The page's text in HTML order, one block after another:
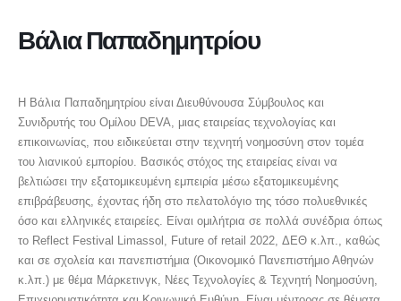
Βάλια Παπαδημητρίου
Η Βάλια Παπαδημητρίου είναι Διευθύνουσα Σύμβουλος και
Συνιδρυτής του Ομίλου DEVA, μιας εταιρείας τεχνολογίας και
επικοινωνίας, που ειδικεύεται στην τεχνητή νοημοσύνη στον τομέα
του λιανικού εμπορίου. Βασικός στόχος της εταιρείας είναι να
βελτιώσει την εξατομικευμένη εμπειρία μέσω εξατομικευμένης
επιβράβευσης, έχοντας ήδη στο πελατολόγιο της τόσο πολυεθνικές
όσο και ελληνικές εταιρείες. Είναι ομιλήτρια σε πολλά συνέδρια όπως
το Reflect Festival Limassol, Future of retail 2022, ΔΕΘ κ.λπ., καθώς
και σε σχολεία και πανεπιστήμια (Οικονομικό Πανεπιστήμιο Αθηνών
κ.λπ.) με θέμα Μάρκετινγκ, Νέες Τεχνολογίες & Τεχνητή Νοημοσύνη,